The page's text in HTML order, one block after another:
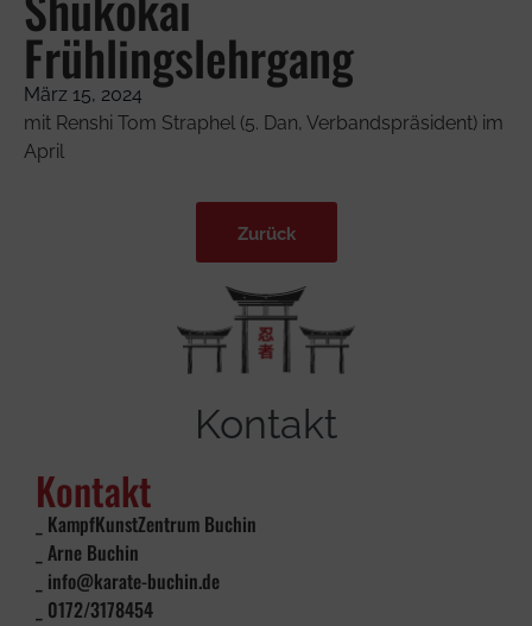
Frühlingslehrgang
März 15, 2024
mit Renshi Tom Straphel (5. Dan, Verbandspräsident) im
April
Zurück
Kontakt
Kontakt
_ KampfKunstZentrum Buchin
_ Arne Buchin
_ info@karate-buchin.de
_ 0172/3178454